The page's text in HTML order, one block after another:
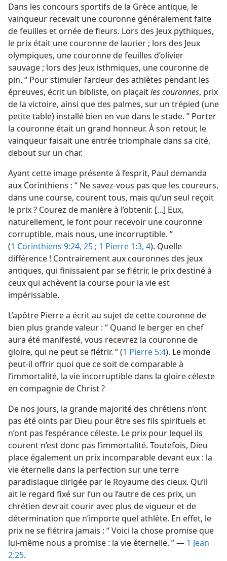
Dans les concours sportifs de la Grèce antique, le
vainqueur recevait une couronne généralement faite
de feuilles et ornée de fleurs. Lors des Jeux pythiques,
le prix était une couronne de laurier ; lors des Jeux
olympiques, une couronne de feuilles d’olivier
sauvage ; lors des Jeux isthmiques, une couronne de
pin. “ Pour stimuler l’ardeur des athlètes pendant les
épreuves, écrit un bibliste, on plaçaitles couronnes, prix
de la victoire, ainsi que des palmes, sur un trépied (une
petite table) installé bien en vue dans le stade. ” Porter
la couronne était un grand honneur. À son retour, le
vainqueur faisait une entrée triomphale dans sa cité,
debout sur un char.
Ayant cette image présente à l’esprit, Paul demanda
aux Corinthiens : “ Ne savez-​vous pas que les coureurs,
dans une course, courent tous, mais qu’un seul reçoit
le prix ? Courez de manière à l’obtenir. [...] Eux,
naturellement, le font pour recevoir une couronne
corruptible, mais nous, une incorruptible. ”
(1 Corinthiens 9:24, 25 ; 1 Pierre 1:3, 4). Quelle
différence ! Contrairement aux couronnes des jeux
antiques, qui finissaient par se flétrir, le prix destiné à
ceux qui achèvent la course pour la vie est
impérissable.
L’apôtre Pierre a écrit au sujet de cette couronne de
bien plus grande valeur : “ Quand le berger en chef
aura été manifesté, vous recevrez la couronne de
gloire, qui ne peut se flétrir. ” (1 Pierre 5:4). Le monde
peut-​il offrir quoi que ce soit de comparable à
l’immortalité, la vie incorruptible dans la gloire céleste
en compagnie de Christ ?
De nos jours, la grande majorité des chrétiens n’ont
pas été oints par Dieu pour être ses fils spirituels et
n’ont pas l’espérance céleste. Le prix pour lequel ils
courent n’est donc pas l’immortalité. Toutefois, Dieu
place également un prix incomparable devant eux : la
vie éternelle dans la perfection sur une terre
paradisiaque dirigée par le Royaume des cieux. Qu’il
ait le regard fixé sur l’un ou l’autre de ces prix, un
chrétien devrait courir avec plus de vigueur et de
détermination que n’importe quel athlète. En effet, le
prix ne se flétrira jamais : “ Voici la chose promise que
lui-​même nous a promise : la vie éternelle. ” — 1 Jean
2:25.